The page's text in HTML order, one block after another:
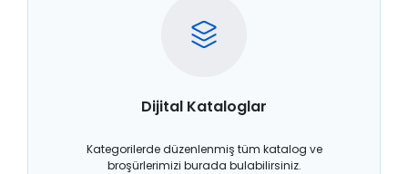
Dijital Kataloglar
Kategorilerde düzenlenmiş tüm katalog ve
broşürlerimizi burada bulabilirsiniz.